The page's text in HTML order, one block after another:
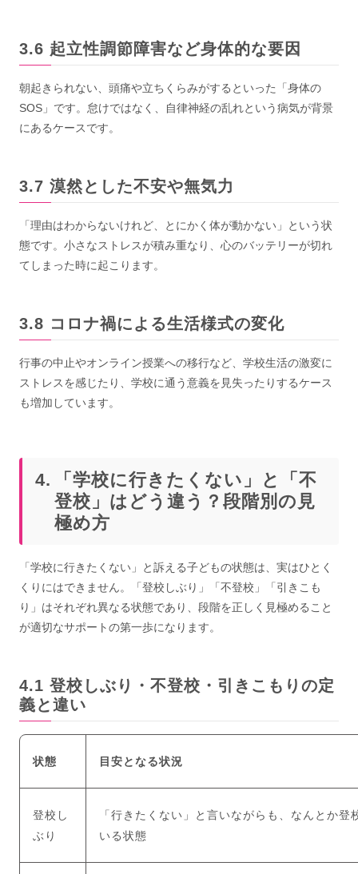
起立性調節障害など身体的な要因
朝起きられない、頭痛や立ちくらみがするといった「身体の
SOS」です。怠けではなく、自律神経の乱れという病気が背景
にあるケースです。
漠然とした不安や無気力
「理由はわからないけれど、とにかく体が動かない」という状
態です。小さなストレスが積み重なり、心のバッテリーが切れ
てしまった時に起こります。
コロナ禍による生活様式の変化
行事の中止やオンライン授業への移行など、学校生活の激変に
ストレスを感じたり、学校に通う意義を見失ったりするケース
も増加しています。
「学校に行きたくない」と「不
登校」はどう違う？段階別の見
極め方
「学校に行きたくない」と訴える子どもの状態は、実はひとく
くりにはできません。「登校しぶり」「不登校」「引きこも
り」はそれぞれ異なる状態であり、段階を正しく見極めること
が適切なサポートの第一歩になります。
登校しぶり・不登校・引きこもりの定
義と違い
状態 目安となる状況
登校し
ぶり
「行きたくない」と言いながらも、なんとか登
いる状態